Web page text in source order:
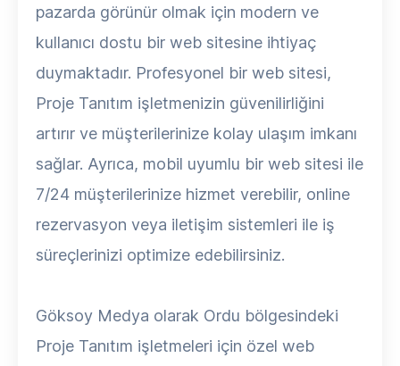
pazarda görünür olmak için modern ve
kullanıcı dostu bir web sitesine ihtiyaç
duymaktadır. Profesyonel bir web sitesi,
Proje Tanıtım işletmenizin güvenilirliğini
artırır ve müşterilerinize kolay ulaşım imkanı
sağlar. Ayrıca, mobil uyumlu bir web sitesi ile
7/24 müşterilerinize hizmet verebilir, online
rezervasyon veya iletişim sistemleri ile iş
süreçlerinizi optimize edebilirsiniz.
Göksoy Medya olarak Ordu bölgesindeki
Proje Tanıtım işletmeleri için özel web